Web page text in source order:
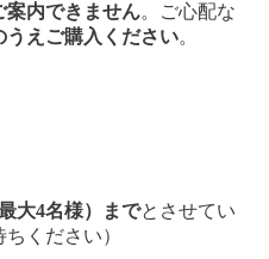
案内できません。ご心配な
うえご購入ください。
大4名様）までとさせてい
ください）